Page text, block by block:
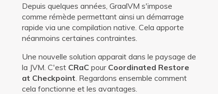
Depuis quelques années, GraalVM s'impose
comme rémède permettant ainsi un démarrage
rapide via une compilation native. Cela apporte
néanmoins certaines contraintes.
Une nouvelle solution apparait dans le paysage de
la JVM. C'est CRaC pour Coordinated Restore
at Checkpoint . Regardons ensemble comment
cela fonctionne et les avantages.